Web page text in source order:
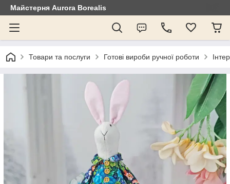
Майстерня Aurora Borealis
Товари та послуги Готові вироби ручної роботи